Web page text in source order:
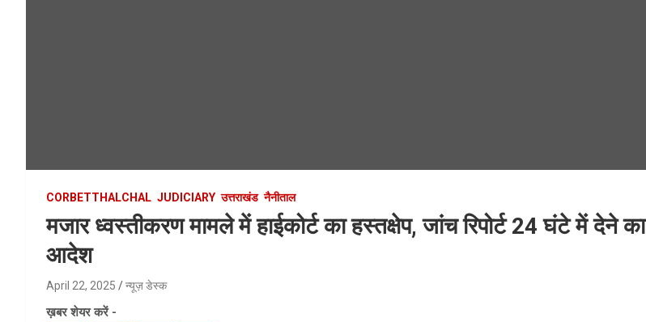
CORBETTHALCHAL JUDICIARY उत्तराखंड नैनीताल
मजार ध्वस्तीकरण मामले में हाईकोर्ट का हस्तक्षेप, जांच रिपोर्ट 24 घंटे में देने का
आदेश
April 22, 2025 न्यूज़ डेस्क
ख़बर शेयर करें -